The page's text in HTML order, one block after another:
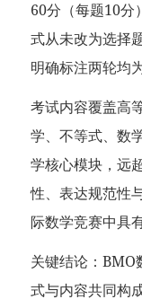
60分（每题10分
式从未改为选择
明确标注两轮均
考试内容覆盖高
学、不等式、数
学核心模块，远
性、表达规范性
际数学竞赛中具
关键结论：BMO
式与内容共同构